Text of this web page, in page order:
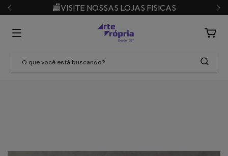
🏬VISITE NOSSAS LOJAS FISICAS